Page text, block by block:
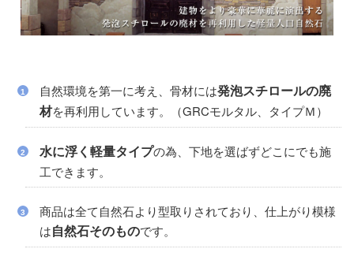
自然環境を第一に考え、骨材には発泡スチロールの廃
材を再利用しています。（GRCモルタル、タイプＭ）
水に浮く軽量タイプの為、下地を選ばずどこにでも施
工できます。
商品は全て自然石より型取りされており、仕上がり模様
は自然石そのものです。